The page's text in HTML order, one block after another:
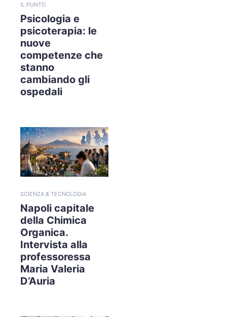
IL PUNTO
Psicologia e
psicoterapia: le
nuove
competenze che
stanno
cambiando gli
ospedali
SCIENZA & TECNOLOGIA
Napoli capitale
della Chimica
Organica.
Intervista alla
professoressa
Maria Valeria
D’Auria